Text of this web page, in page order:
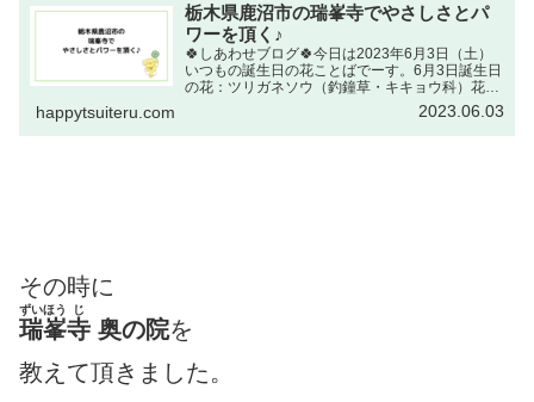
栃木県鹿沼市の瑞峯寺でやさしさとパ
ワーを頂く♪
🍀しあわせブログ🍀今日は2023年6月3日（土）
いつもの誕生日の花ことばでーす。6月3日誕生日
の花：ツリガネソウ（釣鐘草・キキョウ科）花こ
とば：感謝出典元：NHKラジオ深夜便 誕生日の
花感謝ステキな言葉です。言い慣れない言葉です
が大好きな言...
happytsuiteru.com 2023.06.03
その時に
瑞峯
ずいほう
寺
じ
奥の院を
教えて頂きました。